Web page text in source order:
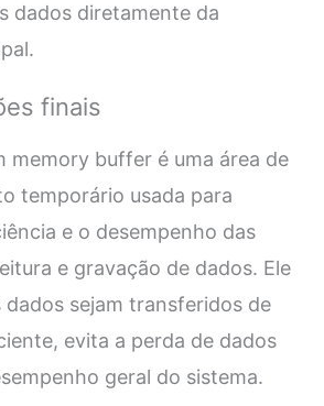
dados diretamente da
finais
memory buffer é uma área de
temporário usada para
e o desempenho das
e gravação de dados. Ele
dados sejam transferidos de
evita a perda de dados
geral do sistema.